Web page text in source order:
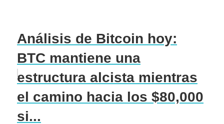
Análisis de Bitcoin hoy:
BTC mantiene una
estructura alcista mientras
el camino hacia los $80,000
si...